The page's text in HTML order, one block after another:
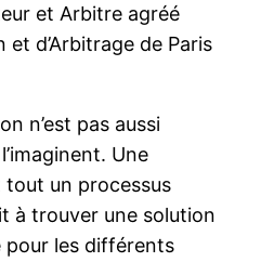
et Arbitre agréé
d’Arbitrage de Paris
n’est pas aussi
Une
un processus
à trouver une solution
les différents